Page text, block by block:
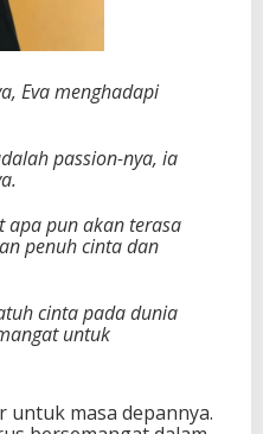
Eva menghadapi
passion-nya, ia
apa pun akan terasa
penuh cinta dan
cinta pada dunia
untuk
untuk masa depannya.